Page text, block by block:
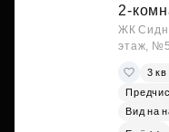
2-
ЖК
этаж,
3
Вид на